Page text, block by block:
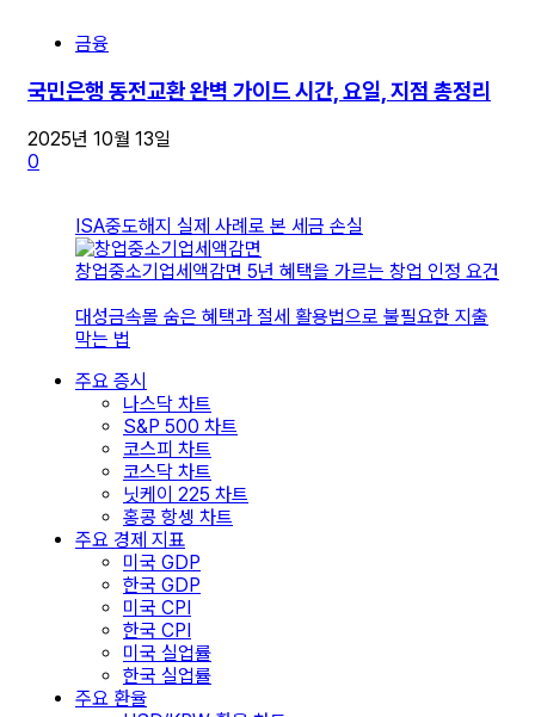
금융
국민은행 동전교환 완벽 가이드 시간, 요일, 지점 총정리
2025년 10월 13일
0
ISA중도해지 실제 사례로 본 세금 손실
창업중소기업세액감면 5년 혜택을 가르는 창업 인정 요건
대성금속몰 숨은 혜택과 절세 활용법으로 불필요한 지출
막는 법
주요 증시
나스닥 차트
S&P 500 차트
코스피 차트
코스닥 차트
닛케이 225 차트
홍콩 항셍 차트
주요 경제 지표
미국 GDP
한국 GDP
미국 CPI
한국 CPI
미국 실업률
한국 실업률
주요 환율